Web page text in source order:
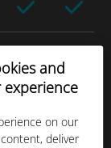
and
on our
deliver